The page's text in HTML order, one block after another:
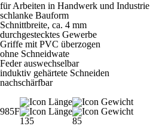
für Arbeiten in Handwerk und Industrie
schlanke Bauform
Schnittbreite, ca. 4 mm
durchgestecktes Gewerbe
Griffe mit PVC überzogen
ohne Schneidwate
Feder auswechselbar
induktiv gehärtete Schneiden
nachschärfbar
985F
135
85